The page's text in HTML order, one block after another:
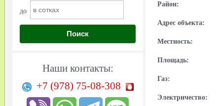
до
Поиск
Наши контакты:
+7 (978) 75-08-308
Район:
Адрес объекта:
Местность:
Площадь:
Газ:
Электричество: